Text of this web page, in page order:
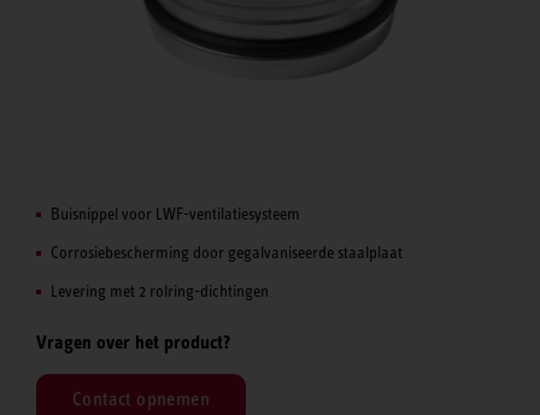
Buisnippel voor LWF-ventilatiesysteem
Corrosiebescherming door gegalvaniseerde staalplaat
Levering met 2 rolring-dichtingen
Vragen over het product?
Contact opnemen